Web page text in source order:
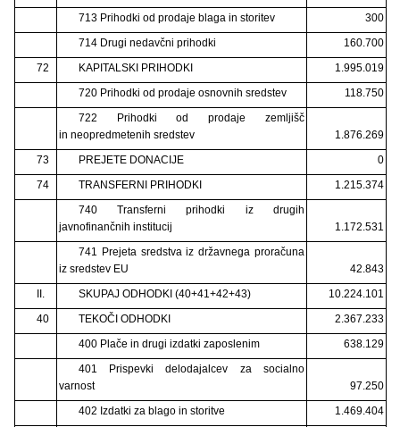
713 Prihodki od prodaje blaga in storitev
300
714 Drugi nedavčni prihodki
160.700
72
KAPITALSKI PRIHODKI
1.995.019
720 Prihodki od prodaje osnovnih sredstev
118.750
722 Prihodki od prodaje zemljišč
in neopredmetenih sredstev
1.876.269
73
PREJETE DONACIJE
0
74
TRANSFERNI PRIHODKI
1.215.374
740 Transferni prihodki iz drugih
javnofinančnih institucij
1.172.531
741 Prejeta sredstva iz državnega proračuna
iz sredstev EU
42.843
II.
SKUPAJ ODHODKI (40+41+42+43)
10.224.101
40
TEKOČI ODHODKI
2.367.233
400 Plače in drugi izdatki zaposlenim
638.129
401 Prispevki delodajalcev za socialno
varnost
97.250
402 Izdatki za blago in storitve
1.469.404